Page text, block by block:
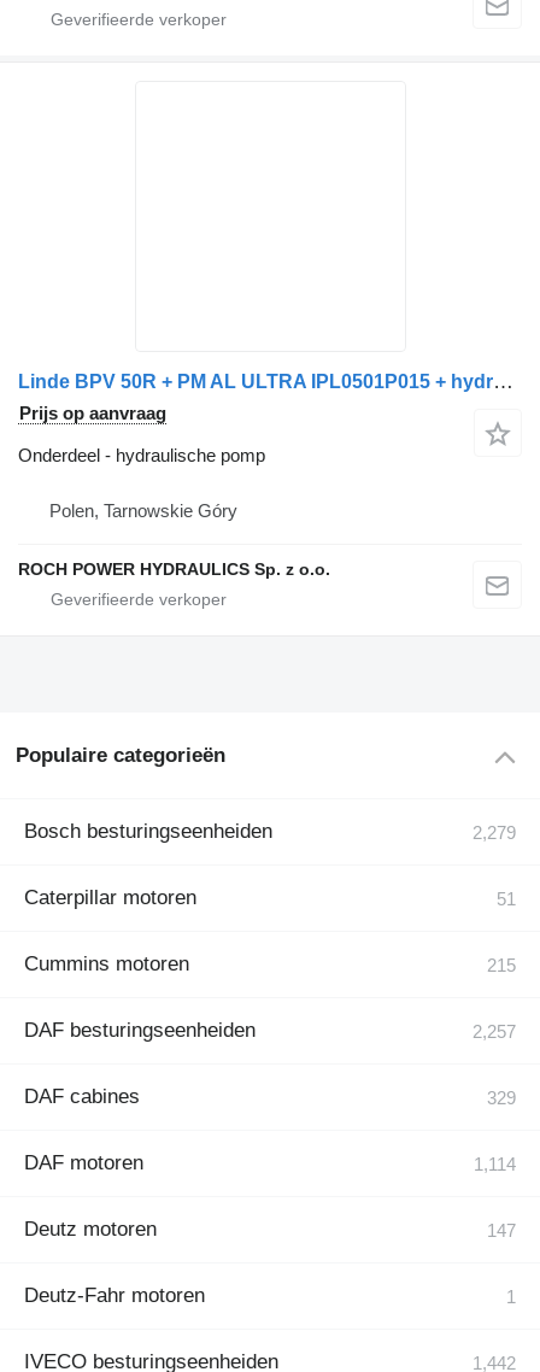
Linde BPV 50R + PM AL ULTRA IPL0501P015 + hydraulische pomp voor Schmidt veegmachine
Prijs op aanvraag
Onderdeel - hydraulische pomp
Polen, Tarnowskie Góry
ROCH POWER HYDRAULICS Sp. z o.o.
Populaire categorieën
Bosch besturingseenheiden
Caterpillar motoren
Cummins motoren
DAF besturingseenheiden
DAF cabines
DAF motoren
Deutz motoren
Deutz-Fahr motoren
IVECO besturingseenheiden